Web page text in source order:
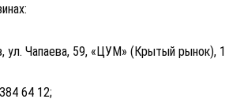
ул. Чапаева, 59, «ЦУМ» (Крытый рынок), 1
64 12;